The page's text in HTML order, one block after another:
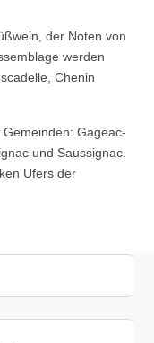
der Noten von
werden
Chenin
Gageac-
und Saussignac.
Ufers der